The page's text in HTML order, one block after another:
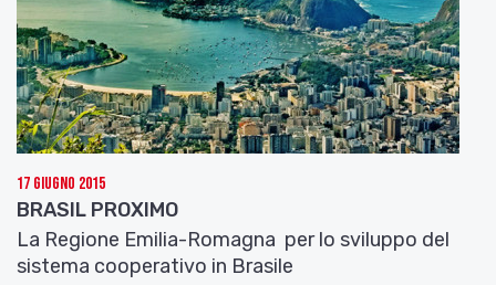
17 Giugno 2015
BRASIL PROXIMO
La Regione Emilia-Romagna per lo sviluppo del
sistema cooperativo in Brasile